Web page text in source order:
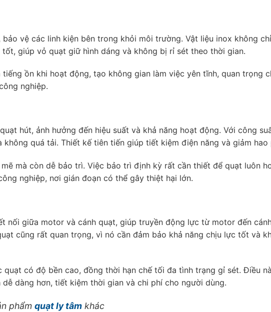
vệ các linh kiện bên trong khỏi môi trường. Vật liệu inox không
tốt, giúp vỏ quạt giữ hình dáng và không bị rỉ sét theo thời gian.
ồn khi hoạt động, tạo không gian làm việc yên tĩnh, quan trọng
nghiệp.
hút, ảnh hưởng đến hiệu suất và khả năng hoạt động. Với công
không quá tải. Thiết kế tiên tiến giúp tiết kiệm điện năng và giảm hao
mà còn dễ bảo trì. Việc bảo trì định kỳ rất cần thiết để quạt luôn
nghiệp, nơi gián đoạn có thể gây thiệt hại lớn.
nối giữa motor và cánh quạt, giúp truyền động lực từ motor đến
cũng rất quan trọng, vì nó cần đảm bảo khả năng chịu lực tốt và
quạt có độ bền cao, đồng thời hạn chế tối đa tình trạng gỉ sét. Điều
dàng hơn, tiết kiệm thời gian và chi phí cho người dùng.
phẩm quạt ly tâmkhác